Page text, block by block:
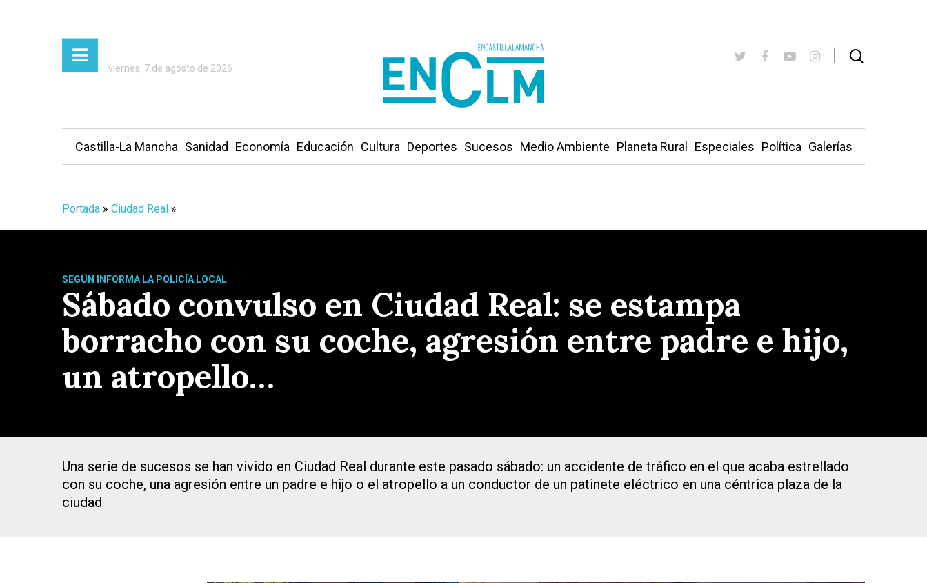
viernes, 7 de agosto de 2026
Castilla-La Mancha Sanidad Economía Educación Cultura Deportes Sucesos Medio Ambiente Planeta Rural Especiales Política Galerías
Portada » Ciudad Real »
SEGÚN INFORMA LA POLICÍA LOCAL
Sábado convulso en Ciudad Real: se estampa
borracho con su coche, agresión entre padre e hijo,
un atropello…
Una serie de sucesos se han vivido en Ciudad Real durante este pasado sábado: un accidente de tráfico en el que acaba estrellado
con su coche, una agresión entre un padre e hijo o el atropello a un conductor de un patinete eléctrico en una céntrica plaza de la
ciudad